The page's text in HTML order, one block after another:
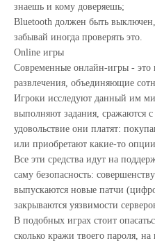
знаешь и кому доверяешь;
Bluetooth должен быть
забывай иногда проверять это.
Online игры
Современные онлайн-игры - это
развлечения, объединяющие
Игроки исследуют данный им
выполняют задания, сражаются
удовольствие они платят:
или приобретают какие-то
Все эти средства идут на
саму безопасность:
выпускаются новые патчи
закрываются уязвимости
В подобных играх стоит
сколько кражи твоего пароля,